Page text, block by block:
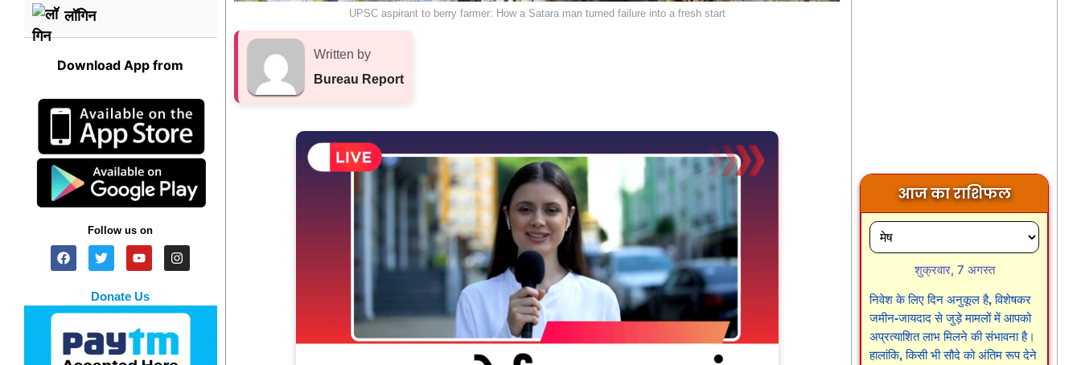
लॉगिन
Download App from
Follow us on
Donate Us
UPSC aspirant to berry farmer: How a Satara man turned failure into a fresh start
Written by
Bureau Report
आज का राशिफल
शुक्रवार, 7 अगस्त
निवेश के लिए दिन अनुकूल है, विशेषकर
जमीन-जायदाद से जुड़े मामलों में आपको
अप्रत्याशित लाभ मिलने की संभावना है।
हालांकि, किसी भी सौदे को अंतिम रूप देने